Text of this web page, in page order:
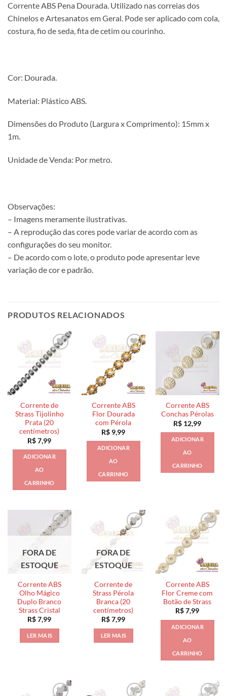
Corrente ABS Pena Dourada. Utilizado nas correias dos
Chinelos e Artesanatos em Geral. Pode ser aplicado com cola,
costura, fio de seda, fita de cetim ou courinho.
Cor: Dourada.
Material: Plástico ABS.
Dimensões do Produto (Largura x Comprimento): 15mm x
1m.
Unidade de Venda: Por metro.
Observações:
– Imagens meramente ilustrativas.
– A reprodução das cores pode variar de acordo com as
configurações do seu monitor.
– De acordo com o lote, o produto pode apresentar leve
variação de cor e padrão.
PRODUTOS RELACIONADOS
Corrente de
Strass Tijolinho
Prata (20
centímetros)
R$7,99
ADICIONAR
AO
CARRINHO
Corrente ABS
Flor Dourada
com Pérola
R$ 9,99
ADICIONAR
AO
CARRINHO
Corrente ABS
Conchas Pérolas
R$ 12,99
ADICIONAR
AO
CARRINHO
FORA DE
ESTOQUE
Corrente ABS
Olho Mágico
Duplo Branco
Strass Cristal
R$7,99
LER MAIS
FORA DE
ESTOQUE
Corrente de
Strass Pérola
Branca (20
centímetros)
R$7,99
LER MAIS
Corrente ABS
Flor Creme com
Botão de Strass
R$7,99
ADICIONAR
AO
CARRINHO